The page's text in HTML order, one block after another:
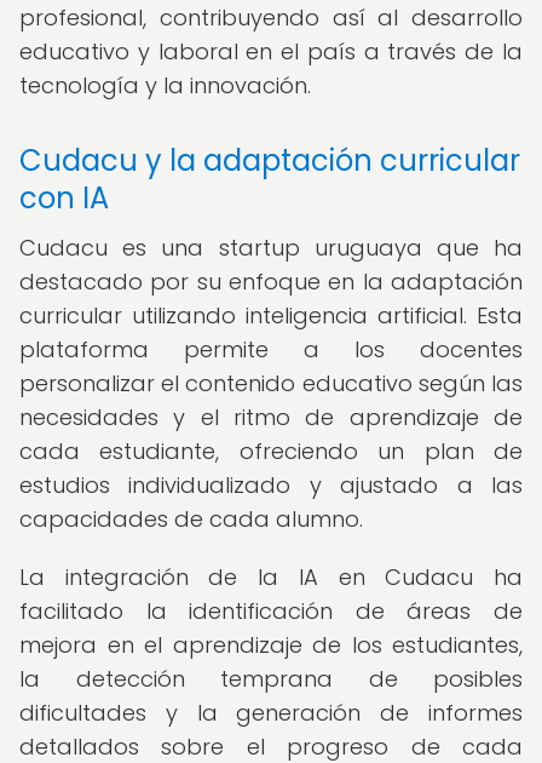
profesional, contribuyendo así al desarrollo
educativo y laboral en el país a través de la
tecnología y la innovación.
Cudacu y la adaptación curricular
con IA
Cudacu es una startup uruguaya que ha
destacado por su enfoque en la adaptación
curricular utilizando inteligencia artificial. Esta
plataforma permite a los docentes
personalizar el contenido educativo según las
necesidades y el ritmo de aprendizaje de
cada estudiante, ofreciendo un plan de
estudios individualizado y ajustado a las
capacidades de cada alumno.
La integración de la IA en Cudacu ha
facilitado la identificación de áreas de
mejora en el aprendizaje de los estudiantes,
la detección temprana de posibles
dificultades y la generación de informes
detallados sobre el progreso de cada